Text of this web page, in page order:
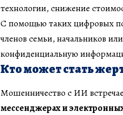
технологии, снижение
С помощью таких цифровых
членов семьи, начальников
конфиденциальную
Кто может стать
Мошенничество с ИИ
мессенджерах и